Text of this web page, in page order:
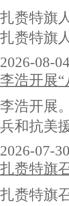
扎赉特旗
扎赉特旗
2026-08-04
李浩开展
李浩开展
兵和抗美
2026-07-30
扎赉特旗
扎赉特旗